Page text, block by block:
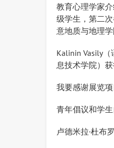
教育心理学家
级学生，第二
意地质与地理
Kalinin Vasily
息技术学院）
我要感谢展览
青年倡议和学
卢德米拉·杜布